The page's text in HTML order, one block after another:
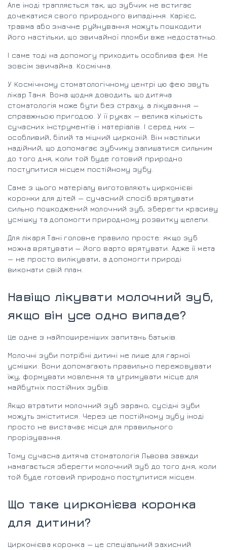
Але іноді трапляється так, що зубчик не встигає
дочекатися свого природного випадіння. Карієс,
травма або значне руйнування можуть пошкодити
його настільки, що звичайної пломби вже недостатньо.
І саме тоді на допомогу приходить особлива фея. Не
зовсім звичайна. Космічна.
У Космічному стоматологічному центрі цю фею звуть
лікар Таня. Вона щодня доводить, що дитяча
стоматологія може бути без страху, а лікування —
справжньою пригодою. У її руках — велика кількість
сучасних інструментів і матеріалів. І серед них —
особливий, білий та міцний цирконій. Він настільки
надійний, що допомагає зубчику залишатися сильним
до того дня, коли той буде готовий природно
поступитися місцем постійному зубу.
Саме з цього матеріалу виготовляють цирконієві
коронки для дітей — сучасний спосіб врятувати
сильно пошкоджений молочний зуб, зберегти красиву
усмішку та допомогти природному розвитку щелепи.
Для лікаря Тані головне правило просте: якщо зуб
можна врятувати — його варто врятувати. Адже її мета
— не просто вилікувати, а допомогти природі
виконати свій план.
Навіщо лікувати молочний зуб,
якщо він усе одно випаде?
Це одне з найпоширеніших запитань батьків.
Молочні зуби потрібні дитині не лише для гарної
усмішки. Вони допомагають правильно пережовувати
їжу, формувати мовлення та утримувати місце для
майбутніх постійних зубів.
Якщо втратити молочний зуб зарано, сусідні зуби
можуть зміститися. Через це постійному зубу іноді
просто не вистачає місця для правильного
прорізування.
Тому сучасна дитяча стоматологія Львова завжди
намагається зберегти молочний зуб до того дня, коли
той буде готовий природно поступитися місцем.
Що таке цирконієва коронка
для дитини?
Цирконієва коронка — це спеціальний захисний